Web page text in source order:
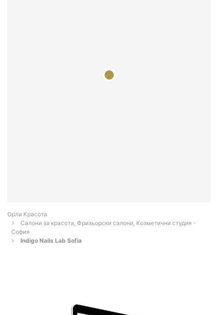
Орли Красота
Салони за красота, Фризьорски салони, Козметични студия -
София
Indigo Nails Lab Sofia